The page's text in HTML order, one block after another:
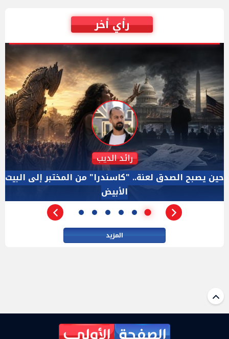
رأي أخر
دكتور نزيه الحكيم
الإجازة البرلمانية ليست إجازة من الرقابة.. والسؤال ليس
الأداة الوحيده بعد فض الانعقاد
المزيد